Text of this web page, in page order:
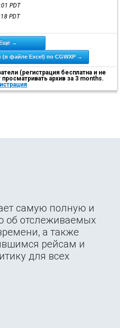
PDT
PDT
→
(в файле Excel) по CGWXP →
(регистрация бесплатна и не
архив за 3 months.
самую полную и
отслеживаемых
а также
рейсам и
для всех